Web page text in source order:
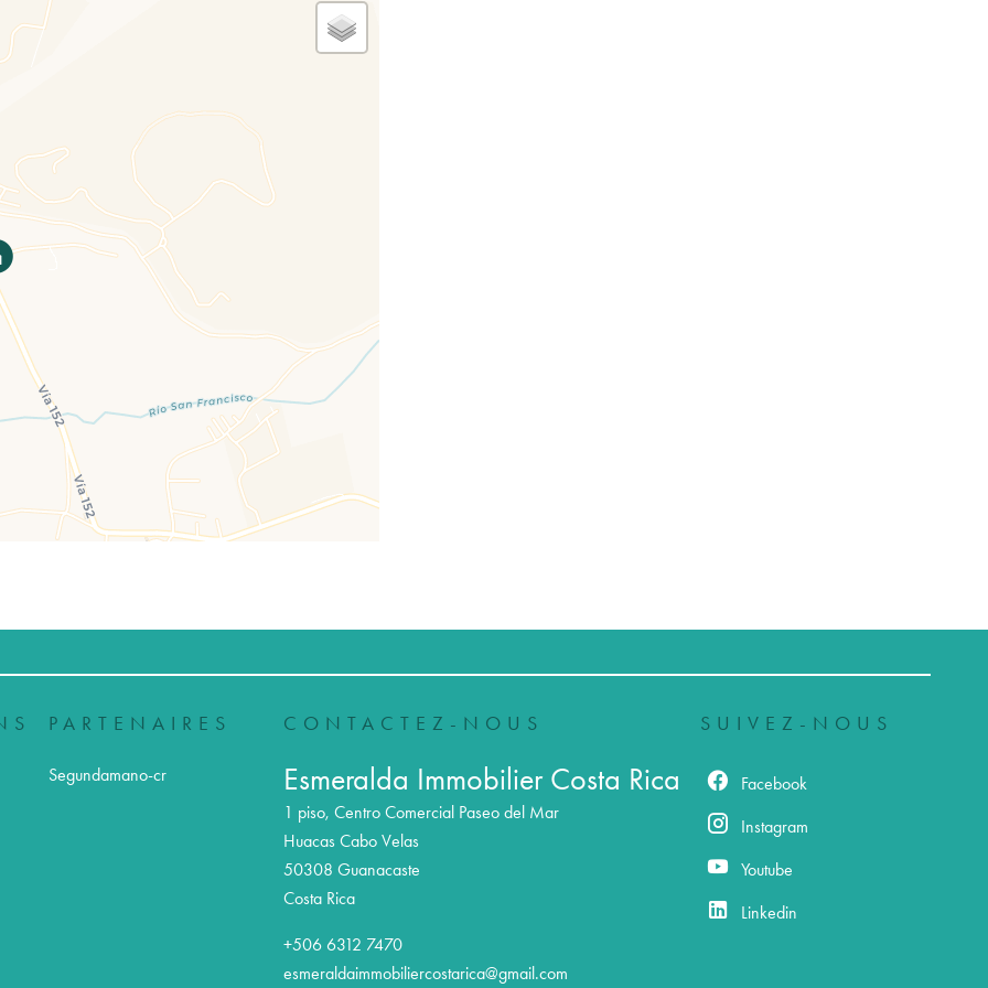
PARTENAIRES
Segundamano-cr
CONTACTEZ-NOUS
Esmeralda Immobilier Costa Rica
1 piso, Centro Comercial Paseo del Mar
Huacas Cabo Velas
50308 Guanacaste
Costa Rica
+506 6312 7470
esmeraldaimmobiliercostarica@gmail.com
SUIVEZ-NOUS
Facebook
Instagram
Youtube
Linkedin